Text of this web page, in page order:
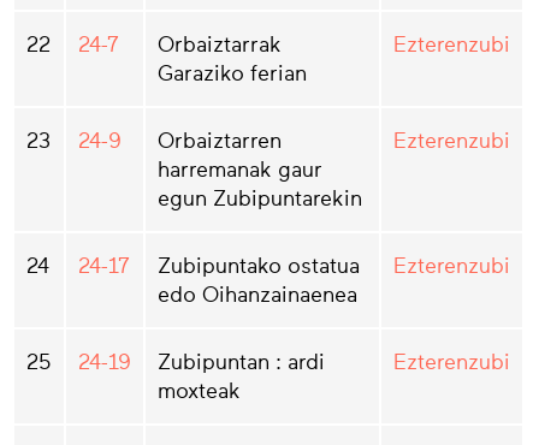
22 24-7
Orbaiztarrak
Garaziko ferian
Ezterenzubi
23 24-9
Orbaiztarren
harremanak gaur
egun Zubipuntarekin
Ezterenzubi
24 24-17
Zubipuntako ostatua
edo Oihanzainaenea
Ezterenzubi
25 24-19
Zubipuntan : ardi
moxteak
Ezterenzubi